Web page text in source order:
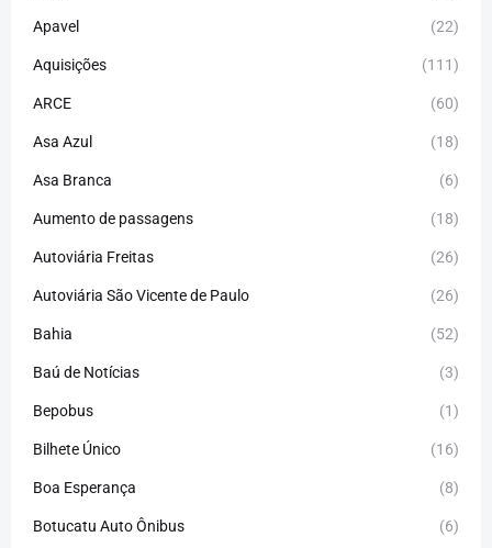
Apavel (22)
Aquisições (111)
ARCE (60)
Asa Azul (18)
Asa Branca (6)
Aumento de passagens (18)
Autoviária Freitas (26)
Autoviária São Vicente de Paulo (26)
Bahia (52)
Baú de Notícias (3)
Bepobus (1)
Bilhete Único (16)
Boa Esperança (8)
Botucatu Auto Ônibus (6)